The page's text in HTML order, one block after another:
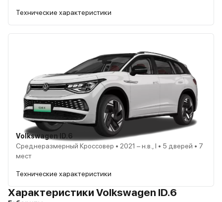
Технические характеристики
Volkswagen ID.6
Среднеразмерный Кроссовер • 2021 – н.в., I • 5 дверей • 7
мест
Технические характеристики
Характеристики Volkswagen ID.6